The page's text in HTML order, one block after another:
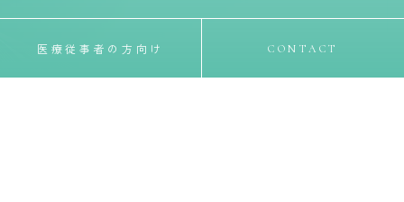
医療従事者の方向け CONTACT